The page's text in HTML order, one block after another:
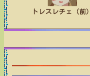
トレスレチェ（前）